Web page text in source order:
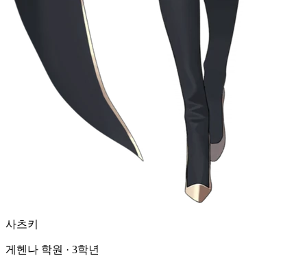
사츠키
게헨나 학원 · 3학년